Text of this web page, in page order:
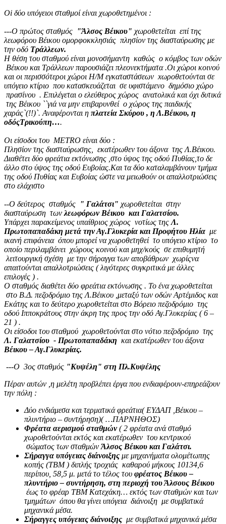
Oi δύο υπόγειοι σταθμοί είναι χωροθετημένοι :
---Ο πρώτος σταθμός "Άλσος Βέικου" χωροθετείται επί της
λεωφόρου Βέικου ομορφοκκλησιάς πλησίον της διασταύρωσης με
την οδό Τράλλεων.
Η θέση του σταθμού είναι μονοσήμαντη καθώς ο κόμβος των οδών
Βέικου και Τράλλεων παρουσιάζει πλεονεκτήματα .Οι χώροι κοινού
και οι περισσότεροι χώροι Η/Μ εγκαταστάσεων xωροθετούνται σε
υπόγειο κτίριο που κατασκευάζεται σε υφιστάμενο δημόσιο χώρο
πρασίνου . Επιλέγεται ο ελεύθερος χώρος ανατολικά και όχι δυτικά
της Βέικου ``γιά να μην επιβαρυνθεί ο χώρος της παιδικής
χαράς`(!!)`. Αναφέρονται η πλατεία Σκύρου , η Λ.Βέικου, η
οδόςΤρικούπη….
Οι είσοδοι του METRO είναι δύο :
Πλησίον της διασταύρωσης, εκατέρωθεν του άξονα της Λ.Βέικου.
Διαθέτει δύο φρεάτια εκτόνωσης ,στο ύψος της οδού Πυθίας,το δε
άλλο στο ύψος της οδού Ευβοίας.Και τα δύο καταλαμβάνουν τμήμα
της οδού Πυθίας και Ευβοίας ώστε να μειωθούν οι απαλλοτριώσεις
στο ελάχιστο
--Ο δεύτερος σταθμός " Γαλάτσι" χωροθετείται στην
διασταύρωση των λεωφόρων Βέικου και Γαλατσίου.
Υπάρχει παρακείμενος υπαίθριος χώρος νοτίως της Λ.
Πρωτοπαπαδάκη μετά την Αγ.Γλυκερία και Προφήτου Ηλία με
ικανή επιφάνεια όπου μπορεί να χωροθετηθεί το υπόγειο κτίριο το
οποίο περιλαμβάνει χώρους κοινού και μηχ/κούς σε επιθυμητή
λειτουργική σχέση με την σήραγγα των αποβάθρων χωρίςνα
απαιτούνται απαλλοτριώσεις ( λιγότερες συγκριτικά με άλλες
επιλογές ) .
Ο σταθμός διαθέτει δύο φρεάτια εκτόνωσης . Το ένα χωροθετείται
στο Β.Δ. πεζοδρόμιο της Λ.Βέικου ,μεταξύ των οδών Αρτέμιδος και
Εκάτης και το δεύτερο χωροθετείται στο Βόρειο πεζοδρόμιο της
οδού Ιπποκράτους στην άκρη της προς την οδό Αγ.Γλυκερίας ( 6 –
21 ) .
Οι είσοδοι του σταθμού χωροθετούνται στο νότιο πεζοδρόμιο της
Λ. Γαλατσίου - Πρωτοπαπαδάκη και εκατέρωθεν του άξονα
Βέικου – Αγ.Γλυκερίας.
---Ο 3ος σταθμός "Κυψέλη" στη Πλ.Κυψέλης
Πέραν αυτών ,η μελέτη προβλέπει έργα που ενδιαφέρουν-επηρεάζουν
την πόλη :
Δύο ενδιάμεσα και τερματικά φρεάτια( ΕΥΔΑΠ ,Βέικου –
πλυντήριο – συντήρηση)( …ΠΑΡΝΗΘΟΣ)
Φρέατα αερισμού σταθμών( 2 φρέατα ανά σταθμό
χωροθετούνται εκτός και εκατέρωθεν του κεντρικού
σώματος των σταθμών Άλσος Βέικου και Γαλάτσι.
Σήραγγα υπόγειας διάνοιξης με μηχανήματα ολομέτωπης
κοπής (ΤΒΜ ) διπλής τροχιάς καθαρού μήκους 10134,6
περίπου, 58,5 μ. μετά το τέλος του φρέατος Βέικου –
πλυντήριο – συντήρηση, στη περιοχή του Άλσους Βέικου
έως το φρέαρ ΤΒΜ Κατεχάκη… εκτός των σταθμών και των
τμημάτων όπου θα γίνει υπόγεια διάνοιξη με συμβατικά
μηχανικά μέσα.
Σήραγγες υπόγειας διάνοιξης με συμβατικά μηχανικά μέσα